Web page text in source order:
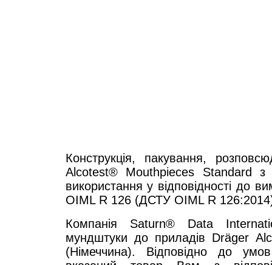
Конструкція, пакування,
Alcotest® Mouthpieces Standard з
використання у відповідності до
OIML R 126 (ДСТУ OIML R
Компанія Saturn® Data
мундштуки до приладів Dräger
(Німеччина). Відповідно до